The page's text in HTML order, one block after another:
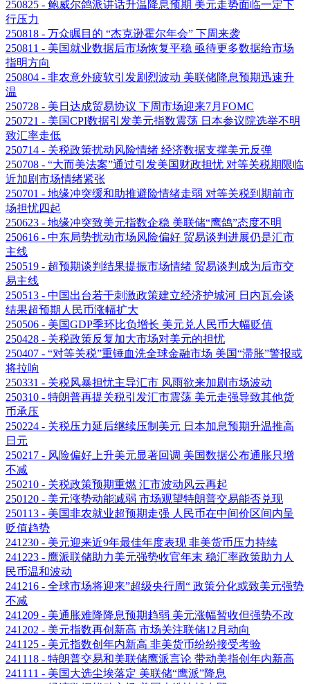
250825 - 鲍威尔鸽派讲话升温降息预期 美元走势面临一定下
行压力
250818 - 万众瞩目的 “杰克逊霍尔年会” 下周来袭
250811 - 美国就业数据后市场恢复平稳 亟待更多数据给市场
指明方向
250804 - 非农意外疲软引发剧烈波动 美联储降息预期迅速升
温
250728 - 美日达成贸易协议 下周市场迎来7月FOMC
250721 - 美国CPI数据引发美元指数震荡 日本参议院选举不明
致汇率走低
250714 - 关税政策扰动风险情绪 经济数据支撑美元反弹
250708 - “大而美法案”通过引发美国财政担忧 对等关税期限临
近加剧市场情绪紧张
250701 - 地缘冲突缓和助推避险情绪走弱 对等关税到期前市
场担忧四起
250623 - 地缘冲突致美元指数企稳 美联储“鹰鸽”态度不明
250616 - 中东局势扰动市场风险偏好 贸易谈判进展仍是汇市
主线
250519 - 超预期谈判结果提振市场情绪 贸易谈判成为后市交
易主线
250513 - 中国出台若干刺激政策建立经济护城河 日内瓦会谈
结果超预期人民币涨幅扩大
250506 - 美国GDP季环比负增长 美元兑人民币大幅贬值
250428 - 关税政策反复加大市场对美元的担忧
250407 - “对等关税”重锤血洗全球金融市场 美国“滞胀”警报或
将拉响
250331 - 关税风暴担忧主导汇市 风雨欲来加剧市场波动
250310 - 特朗普再提关税引发汇市震荡 美元走强导致其他货
币承压
250224 - 关税压力延后继续压制美元 日本加息预期升温推高
日元
250217 - 风险偏好上升美元显著回调 美国数据公布通胀只增
不减
250210 - 关税政策预期重燃 汇市波动风云再起
250120 - 美元涨势动能减弱 市场观望特朗普交易能否兑现
250113 - 美国非农就业超预期走强 人民币在中间价区间内呈
贬值趋势
241230 - 美元迎来近9年最佳年度表现 非美货币压力持续
241223 - 鹰派联储助力美元强势收官年末 稳汇率政策助力人
民币温和波动
241216 - 全球市场将迎来”超级央行周“ 政策分化或致美元强势
不减
241209 - 美通胀难降降息预期趋弱 美元涨幅暂收但强势不改
241202 - 美元指数再创新高 市场关注联储12月动向
241125 - 美元指数创年内新高 非美货币纷纷接受考验
241118 - 特朗普交易和美联储鹰派言论 带动美指创年内新高
241111 - 美国大选尘埃落定 美联储“鹰派”降息